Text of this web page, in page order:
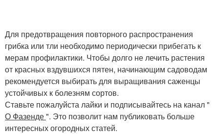
Для предотвращения повторного распространения
грибка или тли необходимо периодически прибегать к
мерам профилактики. Чтобы долго не лечить растения
от красных вздувшихся пятен, начинающим садоводам
рекомендуется выбирать для выращивания саженцы
устойчивых к болезням сортов.
Ставьте пожалуйста лайки и подписывайтесь на канал "
О Фазенде". Это позволит нам публиковать больше
интересных огородных статей.